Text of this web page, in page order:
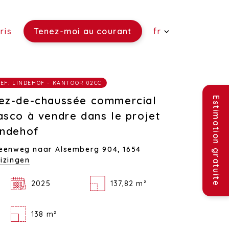
Tenez-moi au courant fr
LINDEHOF - KANTOOR 02CC
de-chaussée commercial
à vendre dans le projet
naar Alsemberg 904,1654
2025 137,82 m²
138 m²
Estimation gratuite